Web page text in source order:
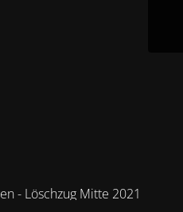
- Löschzug Mitte 2021